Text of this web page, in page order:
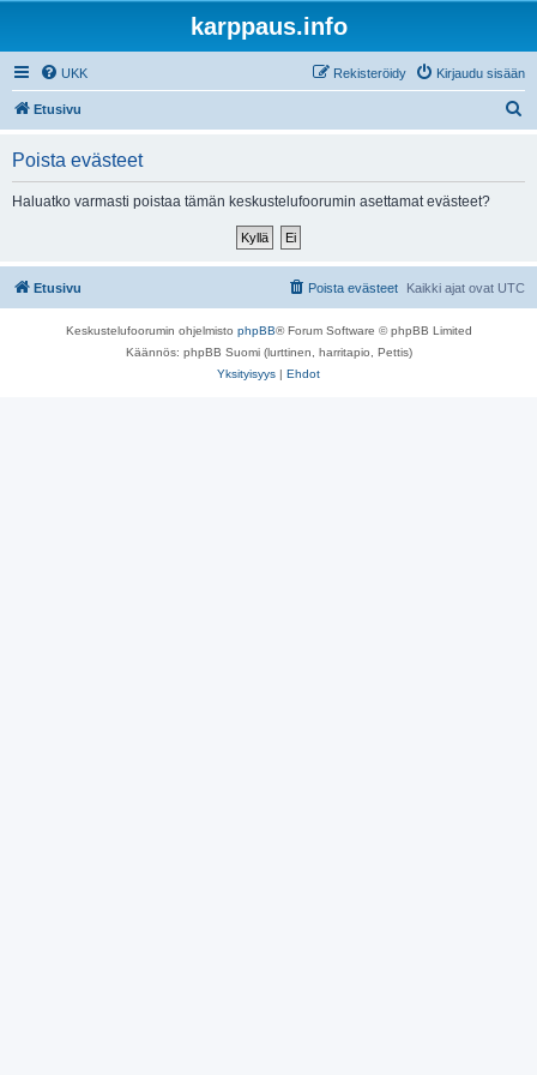
karppaus.info
UKK Kirjaudu sisään
Rekisteröidy
Etusivu
Poista evästeet
Haluatko varmasti poistaa tämän keskustelufoorumin asettamat evästeet?
Etusivu Kaikki ajat ovat UTC
Poista evästeet
Keskustelufoorumin ohjelmisto phpBB® Forum Software © phpBB Limited
Käännös: phpBB Suomi (lurttinen, harritapio, Pettis)
Yksityisyys | Ehdot